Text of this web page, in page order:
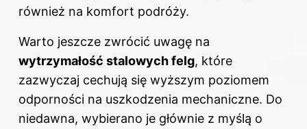
również na komfort podróży.
Warto jeszcze zwrócić uwagę na
wytrzymałość stalowych felg, które
zazwyczaj cechują się wyższym poziomem
odporności na uszkodzenia mechaniczne. Do
niedawna, wybierano je głównie z myślą o